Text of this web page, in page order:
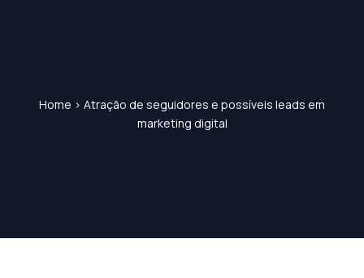
Home > Atração de seguidores e possíveis leads em
marketing digital